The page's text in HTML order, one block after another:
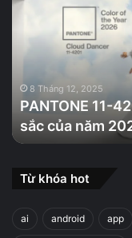
Màu
của
năm
2026
8 Tháng 12, 2025
PANTONE 11-
sắc của năm
Từ khóa hot
ai android app